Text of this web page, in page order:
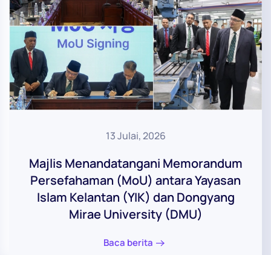
13 Julai, 2026
Majlis Menandatangani Memorandum
Persefahaman (MoU) antara Yayasan
Islam Kelantan (YIK) dan Dongyang
Mirae University (DMU)
Baca berita